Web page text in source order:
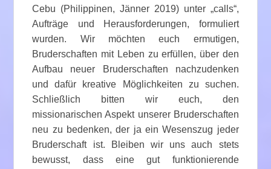
Cebu (Philippinen, Jänner 2019) unter „calls“,
Aufträge und Herausforderungen, formuliert
wurden. Wir möchten euch ermutigen,
Bruderschaften mit Leben zu erfüllen, über den
Aufbau neuer Bruderschaften nachzudenken
und dafür kreative Möglichkeiten zu suchen.
Schließlich bitten wir euch, den
missionarischen Aspekt unserer Bruderschaften
neu zu bedenken, der ja ein Wesenszug jeder
Bruderschaft ist. Bleiben wir uns auch stets
bewusst, dass eine gut funktionierende